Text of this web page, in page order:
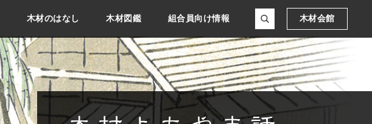
木材のはなし 木材図鑑 組合員向け情報 木材会館